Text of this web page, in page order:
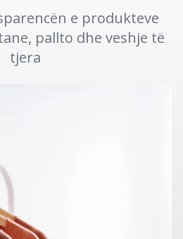
e produkteve
pallto dhe veshje të
tjera